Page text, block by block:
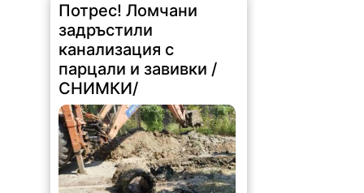
Потрес! Ломчани
задръстили
канализация с
парцали и завивки /
СНИМКИ/